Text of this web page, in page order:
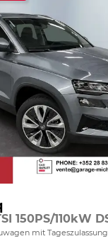
mit Tageszulassung